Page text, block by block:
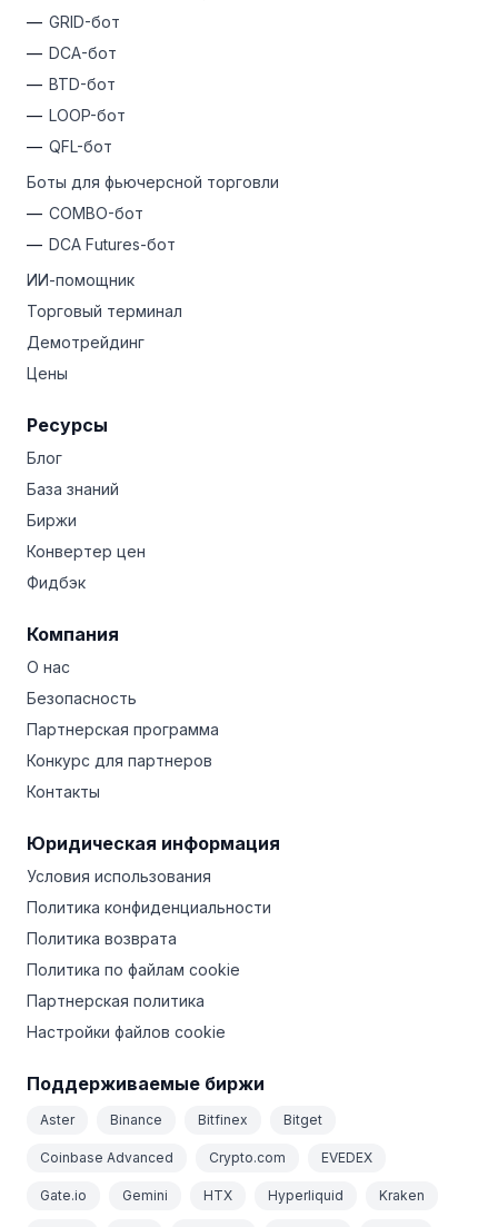
GRID-бот
DCA-бот
BTD-бот
LOOP-бот
QFL-бот
Боты для фьючерсной торговли
COMBO-бот
DCA Futures-бот
ИИ-помощник
Торговый терминал
Демотрейдинг
Цены
Ресурсы
Блог
База знаний
Биржи
Конвертер цен
Фидбэк
Компания
О нас
Безопасность
Партнерская программа
Конкурс для партнеров
Контакты
Юридическая информация
Условия использования
Политика конфиденциальности
Политика возврата
Политика по файлам cookie
Партнерская политика
Настройки файлов cookie
Поддерживаемые биржи
Aster Binance Bitfinex Bitget
Coinbase Advanced Crypto.com EVEDEX
Gate.io Gemini HTX Hyperliquid Kraken